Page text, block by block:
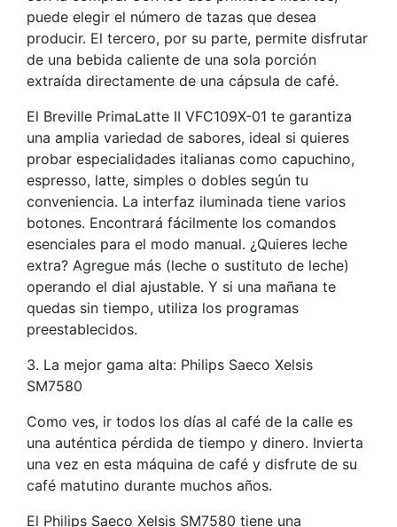
puede elegir el número de tazas que desea
producir. El tercero, por su parte, permite disfrutar
de una bebida caliente de una sola porción
extraída directamente de una cápsula de café.
El Breville PrimaLatte II VFC109X-01 te garantiza
una amplia variedad de sabores, ideal si quieres
probar especialidades italianas como capuchino,
espresso, latte, simples o dobles según tu
conveniencia. La interfaz iluminada tiene varios
botones. Encontrará fácilmente los comandos
esenciales para el modo manual. ¿Quieres leche
extra? Agregue más (leche o sustituto de leche)
operando el dial ajustable. Y si una mañana te
quedas sin tiempo, utiliza los programas
preestablecidos.
3. La mejor gama alta: Philips Saeco Xelsis
SM7580
Como ves, ir todos los días al café de la calle es
una auténtica pérdida de tiempo y dinero. Invierta
una vez en esta máquina de café y disfrute de su
café matutino durante muchos años.
El Philips Saeco Xelsis SM7580 tiene una